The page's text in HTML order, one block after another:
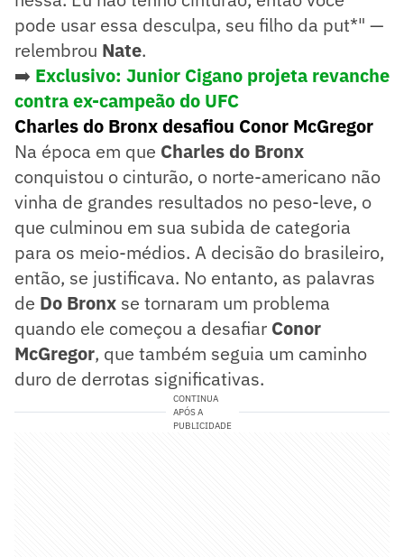
pode usar essa desculpa, seu filho da put*" —
relembrou Nate.
➡️ Exclusivo: Junior Cigano projeta revanche
contra ex-campeão do UFC
Charles do Bronx desafiou Conor McGregor
Na época em que Charles do Bronx
conquistou o cinturão, o norte-americano não
vinha de grandes resultados no peso-leve, o
que culminou em sua subida de categoria
para os meio-médios. A decisão do brasileiro,
então, se justificava. No entanto, as palavras
de Do Bronx se tornaram um problema
quando ele começou a desafiar Conor
McGregor, que também seguia um caminho
duro de derrotas significativas.
CONTINUA
APÓS A
PUBLICIDADE